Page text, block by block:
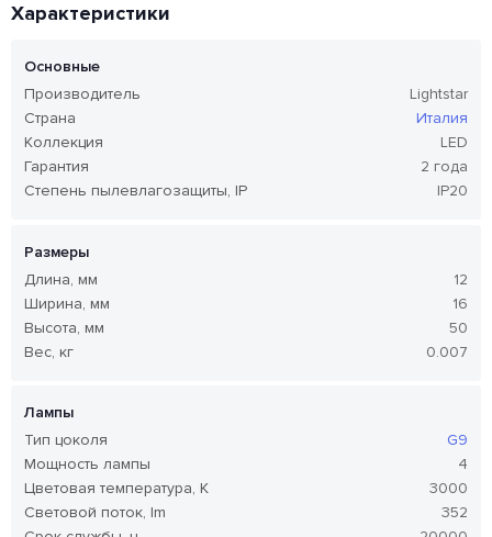
Характеристики
Основные
Производитель
Lightstar
Страна
Италия
Коллекция
LED
Гарантия
2 года
Степень пылевлагозащиты, IP
IP20
Размеры
Длина, мм
12
Ширина, мм
16
Высота, мм
50
Вес, кг
0.007
Лампы
Тип цоколя
G9
Мощность лампы
4
Цветовая температура, K
3000
Световой поток, lm
352